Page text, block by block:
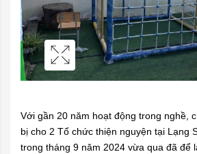
Với gần 20 năm hoạt động trong nghề,
bị cho 2 Tổ chức thiện nguyện tại Lạng
trong tháng 9 năm 2024 vừa qua đã để